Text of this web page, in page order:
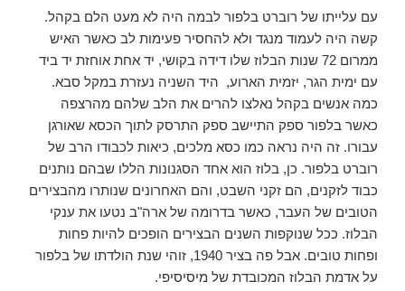
עם עלייתו של רוברט בלפור לבמה היה לא מעט הלם בקהל.
קשה היה לעמוד מנגד ולא להחסיר פעימות לב כאשר האיש
ממרום 72 שנות הבלוז שלו דידה בקושי, יד אחת אוחזת יד ביד
עם ימית הגר, יזמית הארוע, היד השניה נעזרת במקל סבא.
כמה אנשים בקהל נאלצו להרים את הלב שלהם מהרצפה
כאשר בלפור ספק התיישב ספק התרסק לתוך הכסא שאורגן
עבורו. זה היה נראה כמו כסא מלכים, כיאות לכבודו הרב של
רוברט בלפור. כן, בלוז הוא אחד הסגנונות הללו שבהם נותנים
כבוד לזקנים, הם זקני השבט, והם האחרונים שנותרו מהבצירים
הטובים של העבר, כאשר בדרומה של ארה"ב נטעו את ענקי
הבלוז. ככל שנוקפות השנים הבצירים הופכים להיות פחות
ופחות טובים. אבל פה בציר 1940, זוהי שנת הולדתו של בלפור
על אדמת הבלוז המכובדת של מיסיסיפי.